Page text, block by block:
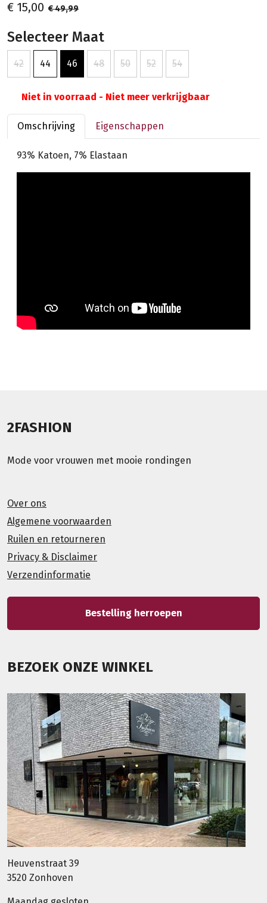
€ 15,00 € 49,99
Selecteer Maat
42 44 46 48 50 52 54
Niet in voorraad - Niet meer verkrijgbaar
Omschrijving Eigenschappen
93% Katoen, 7% Elastaan
2FASHION
Mode voor vrouwen met mooie rondingen
Over ons
Algemene voorwaarden
Ruilen en retourneren
Privacy & Disclaimer
Verzendinformatie
Bestelling herroepen
BEZOEK ONZE WINKEL
Heuvenstraat 39
3520 Zonhoven